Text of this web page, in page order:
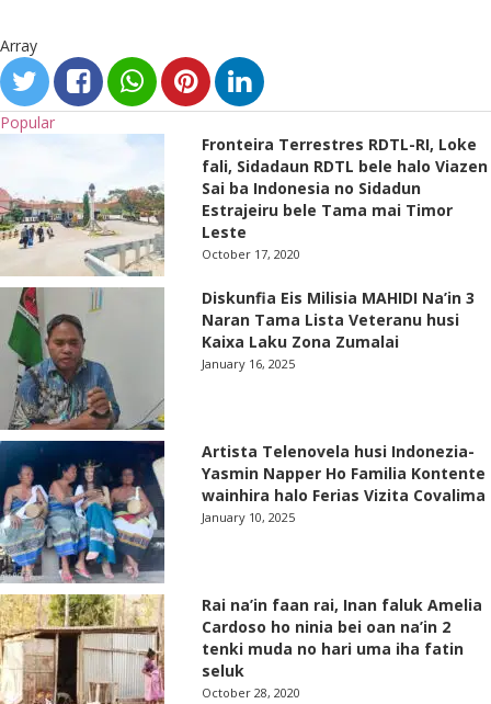
Array
Popular
Fronteira Terrestres RDTL-RI, Loke
fali, Sidadaun RDTL bele halo Viazen
Sai ba Indonesia no Sidadun
Estrajeiru bele Tama mai Timor
Leste
October 17, 2020
Diskunfia Eis Milisia MAHIDI Na’in 3
Naran Tama Lista Veteranu husi
Kaixa Laku Zona Zumalai
January 16, 2025
Artista Telenovela husi Indonezia-
Yasmin Napper Ho Familia Kontente
wainhira halo Ferias Vizita Covalima
January 10, 2025
Rai na’in faan rai, Inan faluk Amelia
Cardoso ho ninia bei oan na’in 2
tenki muda no hari uma iha fatin
seluk
October 28, 2020